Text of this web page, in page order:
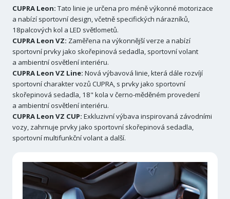
CUPRA Leon: Tato linie je určena pro méně výkonné motorizace
a nabízí sportovní design, včetně specifických nárazníků,
18palcových kol a LED světlometů.
CUPRA Leon VZ: Zaměřena na výkonnější verze a nabízí
sportovní prvky jako skořepinová sedadla, sportovní volant
a ambientní osvětlení interiéru.
CUPRA Leon VZ Line: Nová výbavová linie, která dále rozvíjí
sportovní charakter vozů CUPRA, s prvky jako sportovní
skořepinová sedadla, 18" kola v černo-měděném provedení
a ambientní osvětlení interiéru.
CUPRA Leon VZ CUP: Exkluzivní výbava inspirovaná závodními
vozy, zahrnuje prvky jako sportovní skořepinová sedadla,
sportovní multifunkční volant a další.